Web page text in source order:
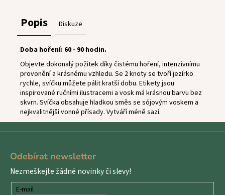
Popis Diskuze
Doba hoření: 60 - 90 hodin.
Objevte dokonalý požitek díky čistému hoření, intenzivnímu
provonění a krásnému vzhledu. Se 2 knoty se tvoří jezírko
rychle, svíčku můžete pálit kratší dobu. Etikety jsou
inspirované ručními ilustracemi a vosk má krásnou barvu bez
skvrn. Svíčka obsahuje hladkou směs se sójovým voskem a
nejkvalitnější vonné přísady. Vytváří méně sazí.
Odebírat newsletter
Nezmeškejte žádné novinky či slevy!
E-mail